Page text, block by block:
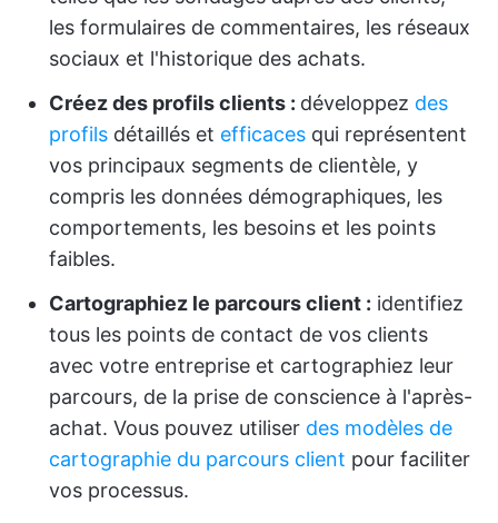
les formulaires de commentaires, les réseaux
sociaux et l'historique des achats.
Créez des profils clients : développez des
profils détaillés et efficaces qui représentent
vos principaux segments de clientèle, y
compris les données démographiques, les
comportements, les besoins et les points
faibles.
Cartographiez le parcours client : identifiez
tous les points de contact de vos clients
avec votre entreprise et cartographiez leur
parcours, de la prise de conscience à l'après-
achat. Vous pouvez utiliser des modèles de
cartographie du parcours client pour faciliter
vos processus.